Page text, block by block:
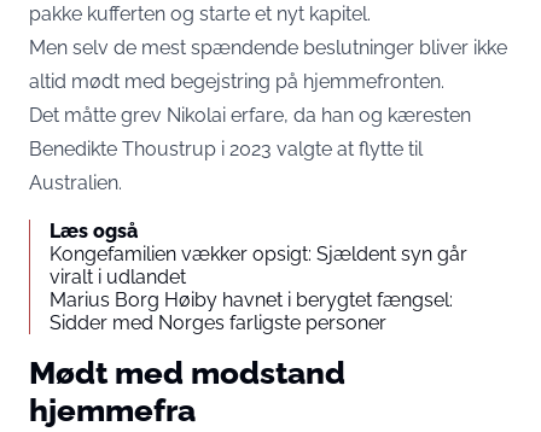
pakke kufferten og starte et nyt kapitel.
Men selv de mest spændende beslutninger bliver ikke
altid mødt med begejstring på hjemmefronten.
Det måtte grev Nikolai erfare, da han og kæresten
Benedikte Thoustrup i 2023 valgte at flytte til
Australien.
Læs også
Kongefamilien vækker opsigt: Sjældent syn går
viralt i udlandet
Marius Borg Høiby havnet i berygtet fængsel:
Sidder med Norges farligste personer
Mødt med modstand
hjemmefra